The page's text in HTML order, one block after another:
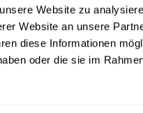
Website zu
Website an unsere
diese Informationen
oder die sie im